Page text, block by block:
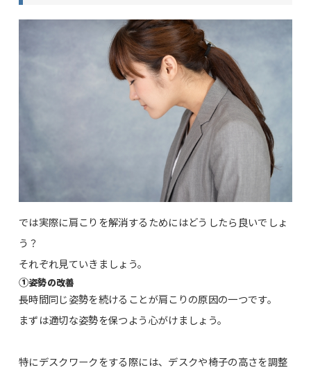
では実際に肩こりを解消するためにはどうしたら良いでしょ
う？
それぞれ見ていきましょう。
①姿勢の改善
長時間同じ姿勢を続けることが肩こりの原因の一つです。
まずは適切な姿勢を保つよう心がけましょう。
特にデスクワークをする際には、デスクや椅子の高さを調整